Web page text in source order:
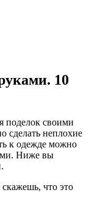
10
поделок своими
сделать неплохие
к одежде можно
Ниже вы
что это